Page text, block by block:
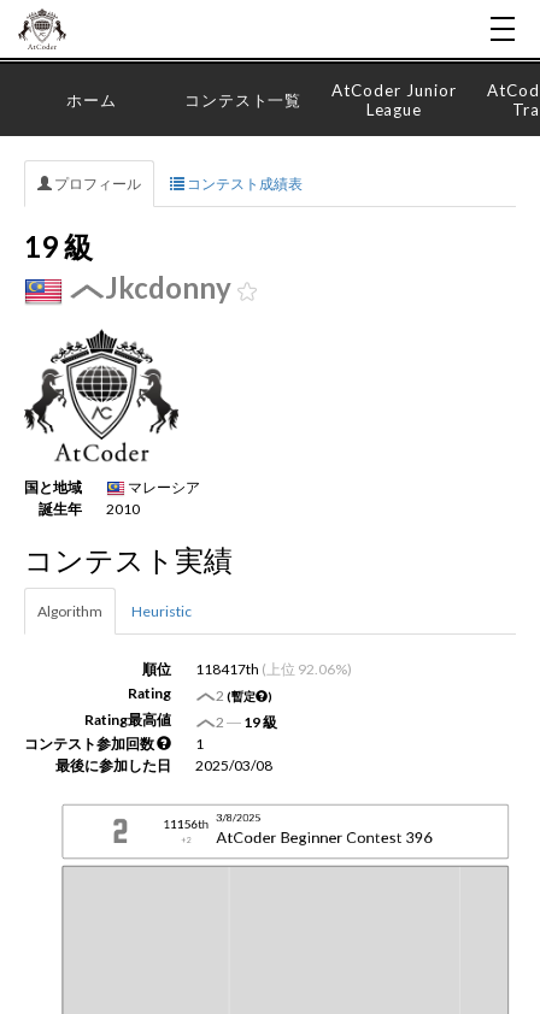
JP EN
ホーム コンテスト一覧
AtCoder Junior
League
プロフィール コンテスト成績表
19 級
Jkcdonny
国と地域
マレーシア
誕生年
2010
コンテスト実績
Algorithm Heuristic
順位 118417th (上位 92.06%)
Rating
2 (暫定 )
Rating最高値 2 ― 19 級
コンテスト参加回数
1
最後に参加した日
2025/03/08